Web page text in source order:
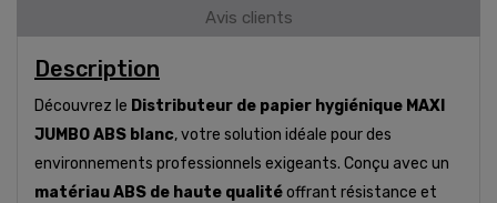
Avis clients
Description
Découvrez le Distributeur de papier hygiénique MAXI
JUMBO ABS blanc, votre solution idéale pour des
environnements professionnels exigeants. Conçu avec un
matériau ABS de haute qualitéoffrant résistance et